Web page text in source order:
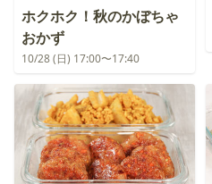
ホクホク！秋のかぼちゃ
おかず
10/28 (日) 17:00〜17:40